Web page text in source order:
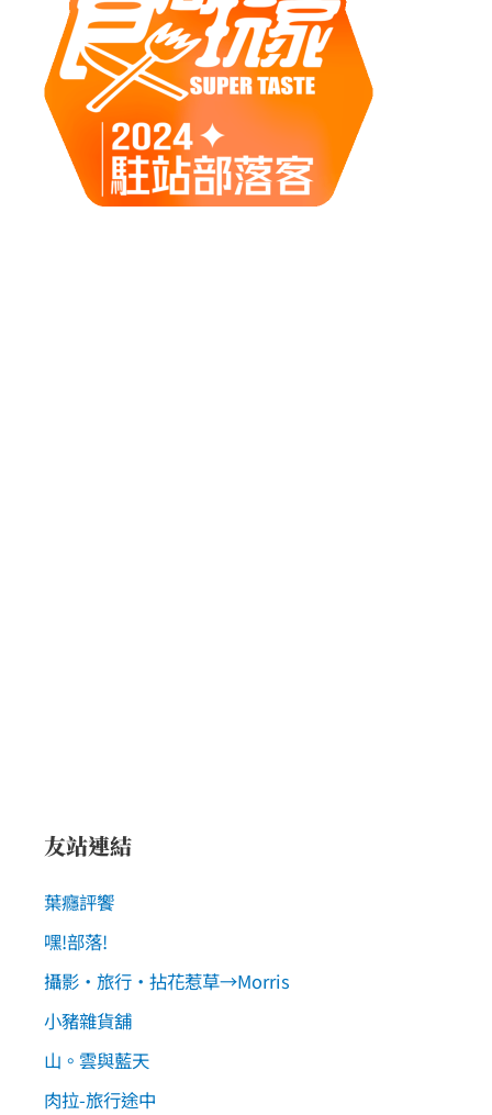
友站連結
葉癮評饗
嘿!部落!
攝影‧旅行‧拈花惹草→Morris
小豬雜貨舖
山。雲與藍天
肉拉-旅行途中